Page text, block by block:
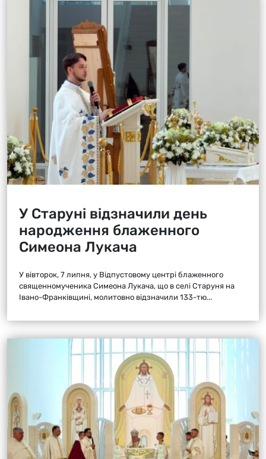
У Старуні відзначили день
народження блаженного
Симеона Лукача
У вівторок, 7 липня, у Відпустовому центрі блаженного
священномученика Симеона Лукача, що в селі Старуня на
Івано-Франківщині, молитовно відзначили 133-тю...